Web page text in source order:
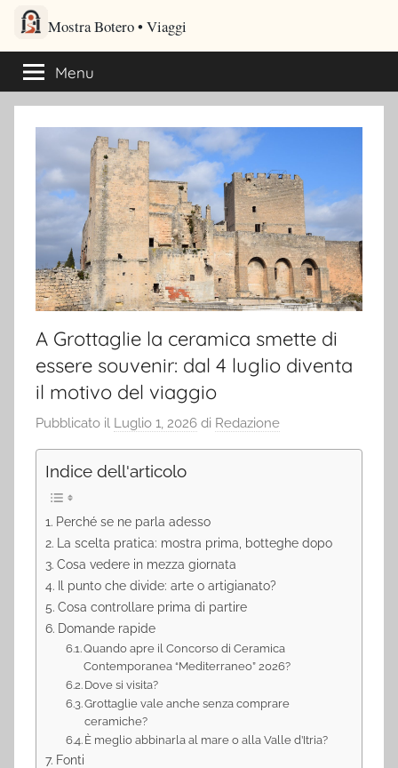
Salta
contenuto
Mostra Botero – Viaggi
Viaggi culturali e itinerari turistici per gli amanti dei viaggi
Menu
A Grottaglie la ceramica smette di
essere souvenir: dal 4 luglio diventa
il motivo del viaggio
Pubblicato il Luglio 1, 2026 di Redazione
Indice dell'articolo
Perché se ne parla adesso
La scelta pratica: mostra prima, botteghe dopo
Cosa vedere in mezza giornata
Il punto che divide: arte o artigianato?
Cosa controllare prima di partire
Domande rapide
Quando apre il Concorso di Ceramica
Contemporanea “Mediterraneo” 2026?
Dove si visita?
Grottaglie vale anche senza comprare
ceramiche?
È meglio abbinarla al mare o alla Valle d’Itria?
Fonti